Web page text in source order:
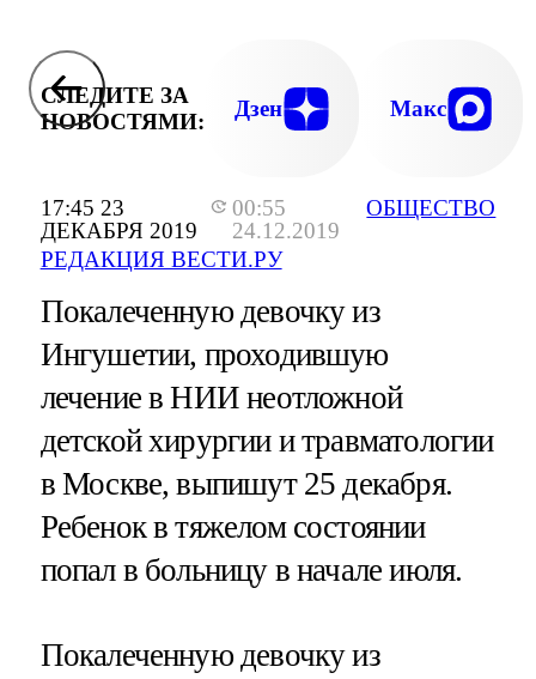
17:45 23
ДЕКАБРЯ 2019
00:55
24.12.2019
РЕДАКЦИЯ ВЕСТИ.РУ
ОБЩЕСТВО
СЛЕДИТЕ ЗА
НОВОСТЯМИ:
Дзен Макс
Покалеченную девочку из
Ингушетии, проходившую
лечение в НИИ неотложной
детской хирургии и травматологии
в Москве, выпишут 25 декабря.
Ребенок в тяжелом состоянии
попал в больницу в начале июля.
Покалеченную девочку из